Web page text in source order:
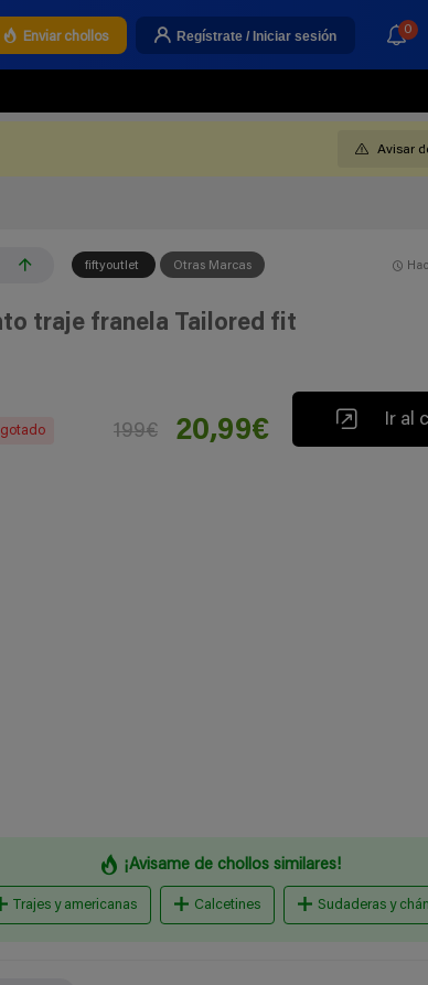
Enviar chollos Regístrate / Iniciar sesión 0
Avisar
fiftyoutlet Otras Marcas
traje franela Tailored fit
199€ 20,99€ Ir al
¡Avisame de chollos similares!
Trajes y americanas Calcetines Sudaderas y